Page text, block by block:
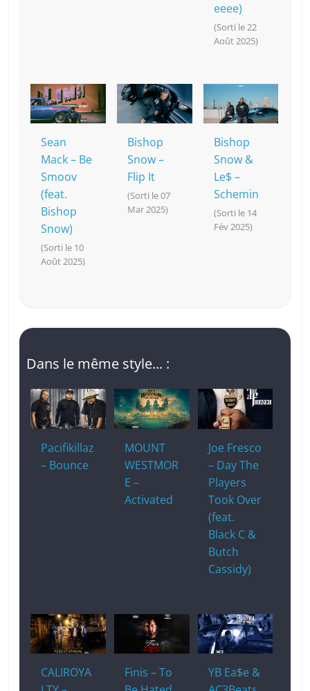
eeee)
(Sorti le 22
Août 2025)
Sean
Mack – Be
Smoov
(feat.
Bishop
Snow)
(Sorti le 10
Août 2025)
Bishop
Snow –
Flip It
(Sorti le 07
Mar 2025)
Bishop
Snow &
Le$ –
Schemin
(Sorti le 14
Fév 2025)
Dans le même style... :
Pacifikillaz
– Bounce
MOUNT
WESTMOR
E –
Activated
Joe Fresco
– Day The
Players
Took Over
(feat.
Black C &
Butch
Cassidy)
CALIROYA
Finis – To
YB Ea$e &